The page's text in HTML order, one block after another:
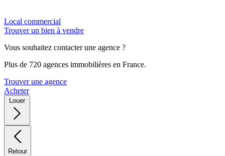
Local commercial
Trouver un bien à vendre
Vous souhaitez contacter une agence ?
Plus de 720 agences immobilières en France.
Trouver une agence
Acheter
Louer
Retour